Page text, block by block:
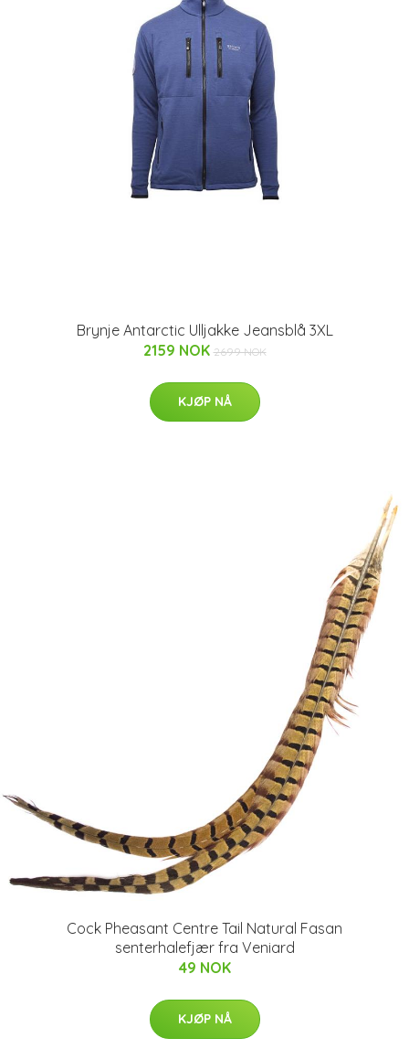
Brynje Antarctic Ulljakke Jeansblå 3XL
2159 NOK 2699 NOK
KJØP NÅ
Cock Pheasant Centre Tail Natural Fasan
senterhalefjær fra Veniard
49 NOK
KJØP NÅ